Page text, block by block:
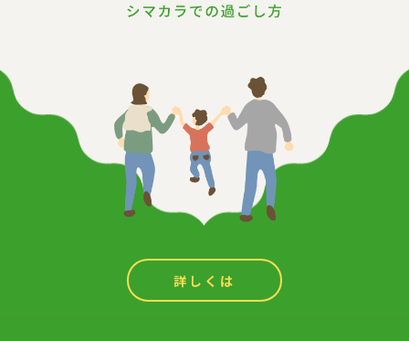
詳しくは